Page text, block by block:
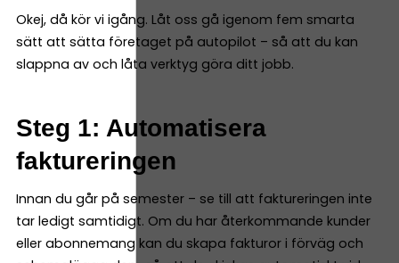
Okej, då kör vi igång. Låt oss gå igenom fem smarta
sätt att sätta företaget på autopilot – så att du kan
slappna av och låta verktyg göra ditt jobb.
Steg 1: Automatisera
faktureringen
Innan du går på semester – se till att faktureringen inte
tar ledigt samtidigt. Om du har återkommande kunder
eller abonnemang kan du skapa fakturor i förväg och